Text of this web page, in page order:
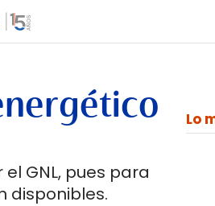
PROTAGONISTAS
SEMANALES
GNL, pues para
disponibles.
Lo